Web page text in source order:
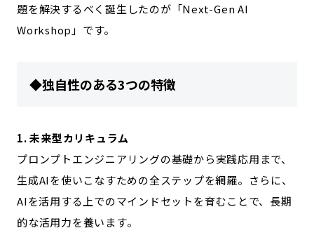
題を解決するべく誕生したのが「Next-Gen AI
Workshop」です。
◆独自性のある3つの特徴
1. 未来型カリキュラム
プロンプトエンジニアリングの基礎から実践応用まで、
生成AIを使いこなすための全ステップを網羅。さらに、
AIを活用する上でのマインドセットを育むことで、長期
的な活用力を養います。